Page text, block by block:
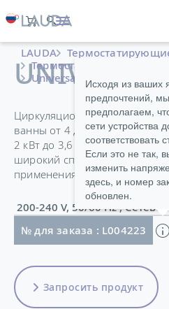
LAUDA
Термостаты
Universa
UNIVERSA
Циркуляционные
ванны от 4 до 40 литров и
2 кВт до 3,6 кВт
широкий спектр
применения.
200-240 V,
№ для заказа : L004223
Исходя из ваших
предпочтений, мы
предполагаем,
сети устройства
соответствовать
Если это не так,
изменить
здесь, и номер
обновлен.
Запросить продукт